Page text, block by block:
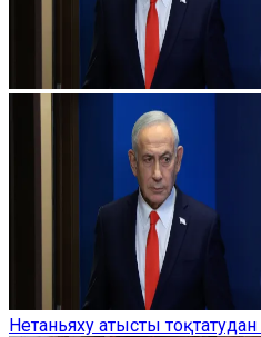
Нетаньяху атысты тоқтатудан